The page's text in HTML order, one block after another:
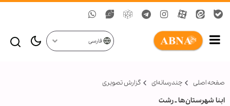
فارسی
صفحه اصلی چندرسانه‌ای گزارش تصويری
ابنا شهرستان‌ها ـ رشت